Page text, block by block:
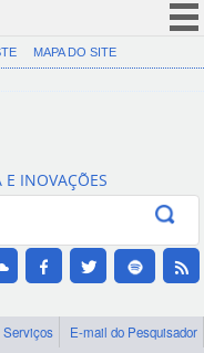
(COVID-19)
Canais
MAPA DO SITE
INOVAÇÕES
Serviços
E-mail do Pesquisador